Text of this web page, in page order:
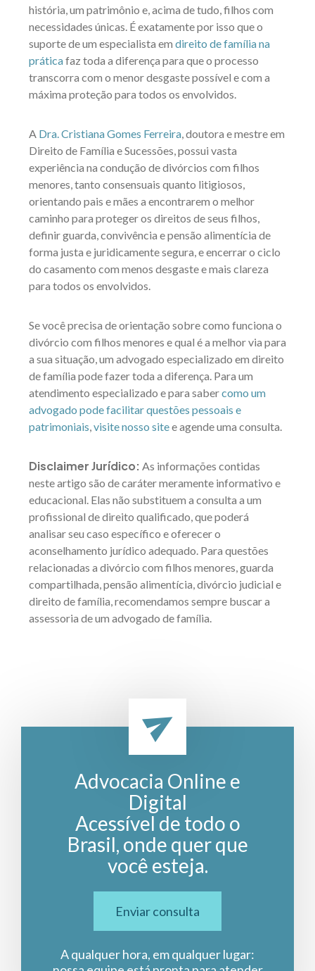
história, um patrimônio e, acima de tudo, filhos com
necessidades únicas. É exatamente por isso que o
suporte de um especialista em direito de família na
práticafaz toda a diferença para que o processo
transcorra com o menor desgaste possível e com a
máxima proteção para todos os envolvidos.
A Dra. Cristiana Gomes Ferreira , doutora e mestre em
Direito de Família e Sucessões, possui vasta
experiência na condução de divórcios com filhos
menores, tanto consensuais quanto litigiosos,
orientando pais e mães a encontrarem o melhor
caminho para proteger os direitos de seus filhos,
definir guarda, convivência e pensão alimentícia de
forma justa e juridicamente segura, e encerrar o ciclo
do casamento com menos desgaste e mais clareza
para todos os envolvidos.
Se você precisa de orientação sobre como funciona o
divórcio com filhos menores e qual é a melhor via para
a sua situação, um advogado especializado em direito
de família pode fazer toda a diferença. Para um
atendimento especializado e para sabercomo um
advogado pode facilitar questões pessoais e
patrimoniais visite nosso sitee agende uma consulta.
Disclaimer Jurídico: As informações contidas
neste artigo são de caráter meramente informativo e
educacional. Elas não substituem a consulta a um
profissional de direito qualificado, que poderá
analisar seu caso específico e oferecer o
aconselhamento jurídico adequado. Para questões
relacionadas a divórcio com filhos menores, guarda
compartilhada, pensão alimentícia, divórcio judicial e
direito de família, recomendamos sempre buscar a
assessoria de um advogado de família.
Advocacia Online e
Digital
Acessível de todo o
Brasil, onde quer que
você esteja.
Enviar consulta
A qualquer hora, em qualquer lugar: